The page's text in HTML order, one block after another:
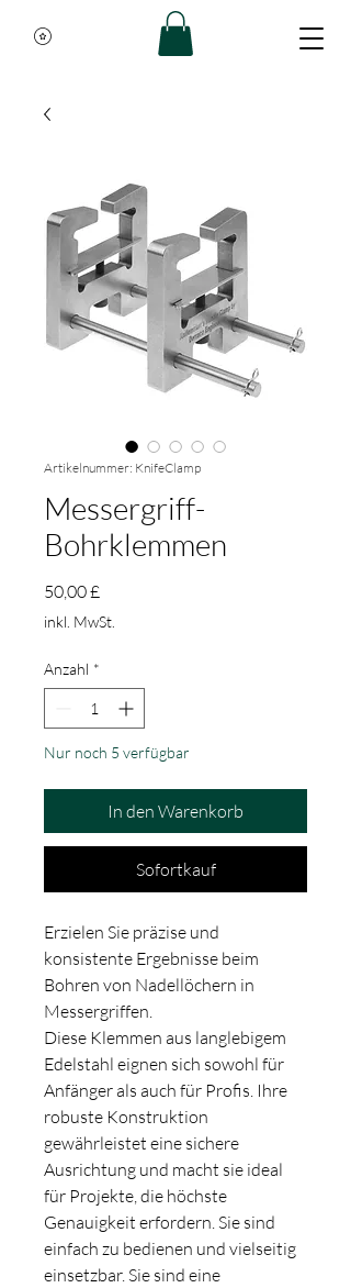
Artikelnummer: KnifeClamp
Messergriff-
Bohrklemmen
50,00 £
inkl. MwSt.
Anzahl *
Nur noch 5 verfügbar
In den Warenkorb
Sofortkauf
Erzielen Sie präzise und
konsistente Ergebnisse beim
Bohren von Nadellöchern in
Messergriffen.
Diese Klemmen aus langlebigem
Edelstahl eignen sich sowohl für
Anfänger als auch für Profis. Ihre
robuste Konstruktion
gewährleistet eine sichere
Ausrichtung und macht sie ideal
für Projekte, die höchste
Genauigkeit erfordern. Sie sind
einfach zu bedienen und vielseitig
einsetzbar. Sie sind eine